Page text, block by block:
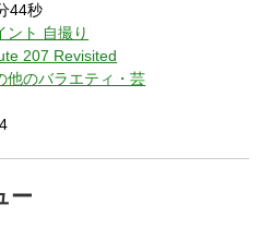
V
d
44秒
ント 自撮り
207 Revisited
他のバラエティ・芸
ー